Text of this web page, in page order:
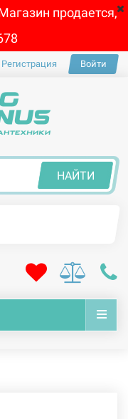
продается,
Регистрация Войти
НАЙТИ